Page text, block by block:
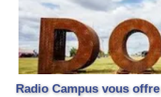
Radio Campus vous